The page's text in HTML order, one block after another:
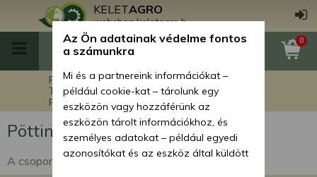
KELETAGRO
webshop.keletagro.hu
0
Főoldal
Munkagép alkatrészek
Talajművelő gép alkatrészek
Pöttinger eke alkatrészek
Pöttinger eke alkatrészek
A csoportban Pöttinger eke alkatrészei találhatók.
Az Ön adatainak védelme fontos
a számunkra
Mi és a partnereink információkat –
például cookie-kat – tárolunk egy
eszközön vagy hozzáférünk az
eszközön tárolt információkhoz, és
személyes adatokat – például egyedi
azonosítókat és az eszköz által küldött